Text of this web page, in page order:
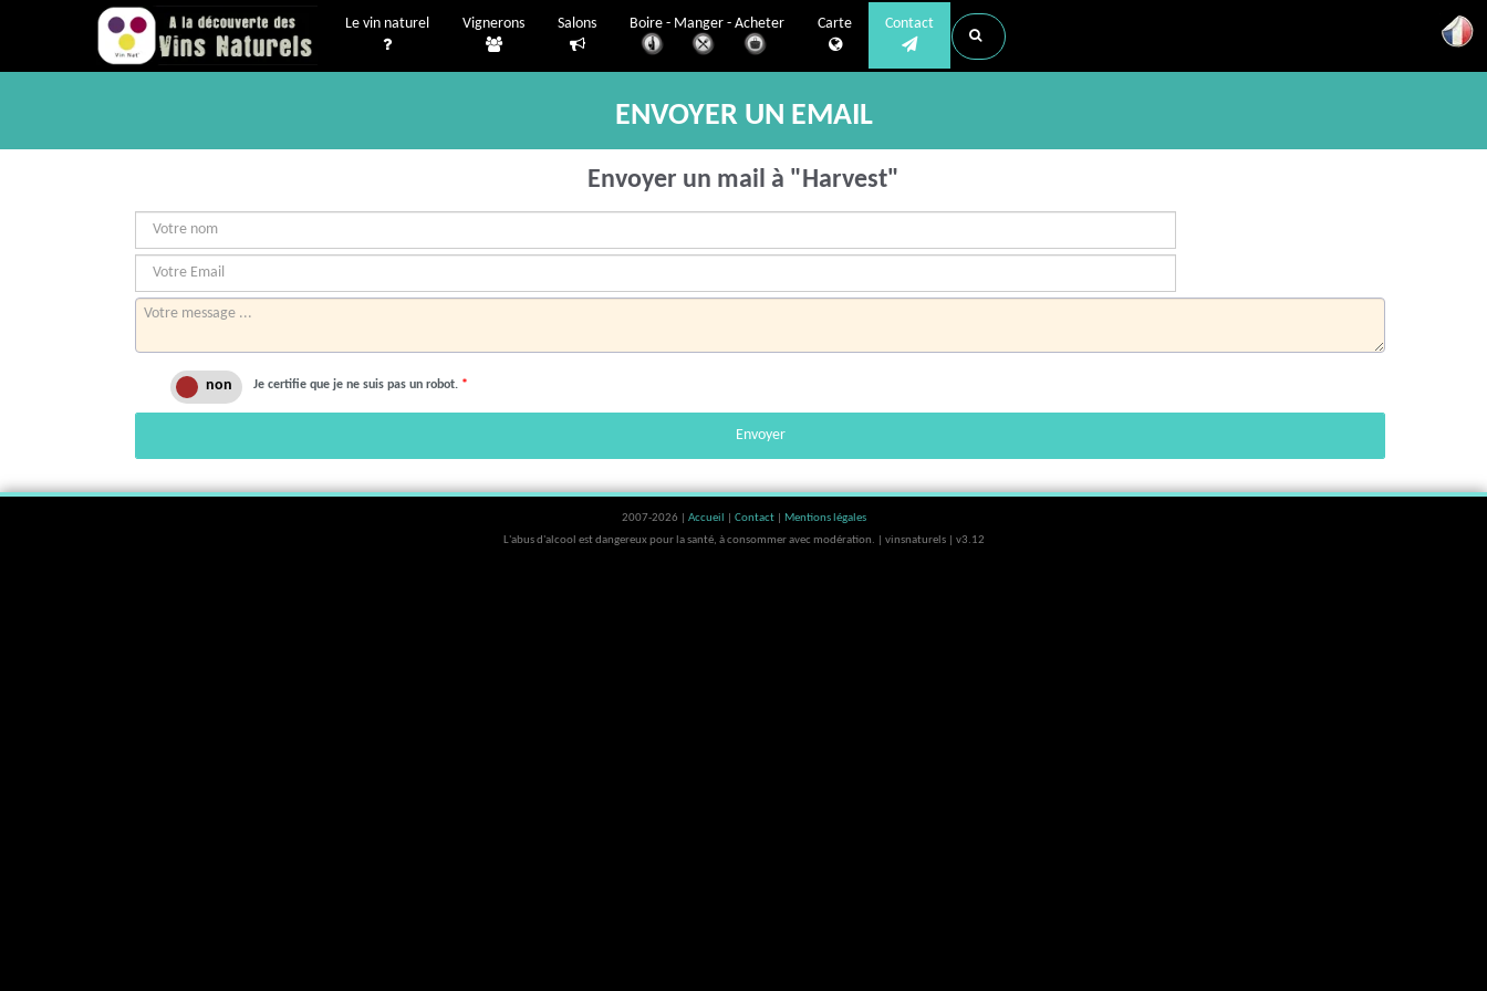
Le vin naturel Vignerons Salons Boire - Manger - Acheter Carte Contact
ENVOYER UN EMAIL
Envoyer un mail à "Harvest"
Je certifie que je ne suis pas un robot. *
Envoyer
2007-2026 | Accueil Contact
Mentions légales
L'abus d'alcool est dangereux pour la santé, à consommer avec modération. | vinsnaturels | v3.12